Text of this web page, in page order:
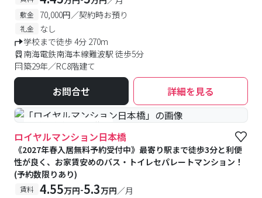
敷金 70,000円／契約時お預り
礼金
なし
学校まで徒歩 4分 270m
南海電鉄南海本線難波駅 徒歩5分
築29年／RC8階建て
お問合せ 詳細を見る
#予約受付中 #空室待ち
ロイヤルマンション日本橋
《2027年春入居無料予約受付中》最寄り駅まで徒歩3分と利便
性が良く、お家賃安めのバス・トイレセパレートマンション！
(予約数限りあり)
賃料 4.55万円-5.3万円／月